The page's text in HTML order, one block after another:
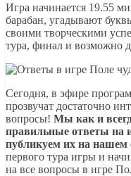
Игра начинается 19.55
барабан, угадывают
своими творческими
тура, финал и возможно
Сегодня, в эфире
прозвучат достаточно
вопросы! Мы как и
правильные ответы на
публикуем их на нашем
первого тура игры и
на все вопросы в игре